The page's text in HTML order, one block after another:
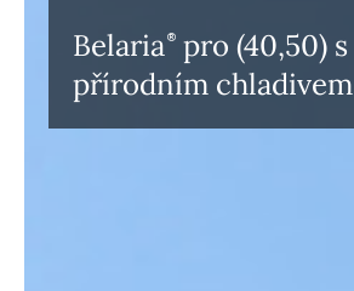
budoucnost
Belaria pro (40,50) s
přírodním chladivem